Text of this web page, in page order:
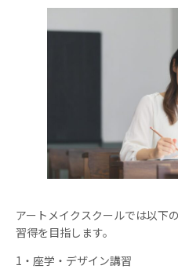
アートメイクスクールでは以下
習得を目指します。
1・座学・デザイン講習